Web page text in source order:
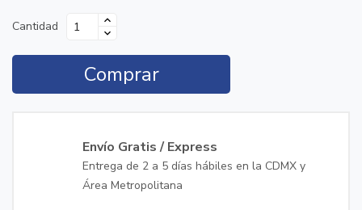
Cantidad
Comprar
Envío Gratis / Express
Entrega de 2 a 5 días hábiles en la CDMX y
Área Metropolitana